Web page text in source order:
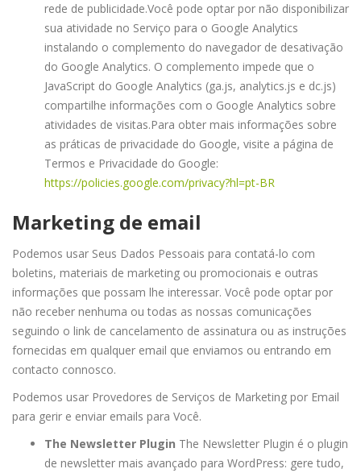
rede de publicidade.Você pode optar por não disponibilizar
sua atividade no Serviço para o Google Analytics
instalando o complemento do navegador de desativação
do Google Analytics. O complemento impede que o
JavaScript do Google Analytics (ga.js, analytics.js e dc.js)
compartilhe informações com o Google Analytics sobre
atividades de visitas.Para obter mais informações sobre
as práticas de privacidade do Google, visite a página de
Termos e Privacidade do Google:
https://policies.google.com/privacy?hl=pt-BR
Marketing de email
Podemos usar Seus Dados Pessoais para contatá-lo com
boletins, materiais de marketing ou promocionais e outras
informações que possam lhe interessar. Você pode optar por
não receber nenhuma ou todas as nossas comunicações
seguindo o link de cancelamento de assinatura ou as instruções
fornecidas em qualquer email que enviamos ou entrando em
contacto connosco.
Podemos usar Provedores de Serviços de Marketing por Email
para gerir e enviar emails para Você.
The Newsletter Plugin The Newsletter Plugin é o plugin
de newsletter mais avançado para WordPress: gere tudo,